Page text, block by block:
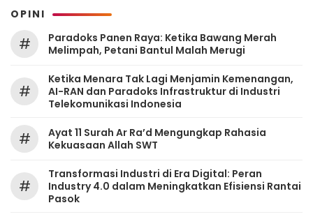
OPINI
#
Paradoks Panen Raya: Ketika Bawang Merah
Melimpah, Petani Bantul Malah Merugi
#
Ketika Menara Tak Lagi Menjamin Kemenangan,
AI-RAN dan Paradoks Infrastruktur di Industri
Telekomunikasi Indonesia
#
Ayat 11 Surah Ar Ra’d Mengungkap Rahasia
Kekuasaan Allah SWT
#
Transformasi Industri di Era Digital: Peran
Industry 4.0 dalam Meningkatkan Efisiensi Rantai
Pasok